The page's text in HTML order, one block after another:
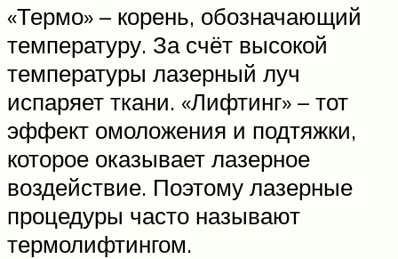
«Термо» – корень, обозначающий
температуру. За счёт высокой
температуры лазерный луч
испаряет ткани. «Лифтинг» – тот
эффект омоложения и подтяжки,
которое оказывает лазерное
воздействие. Поэтому лазерные
процедуры часто называют
термолифтингом.